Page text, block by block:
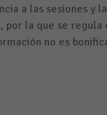
a las sesiones y la
la que se regula
no es